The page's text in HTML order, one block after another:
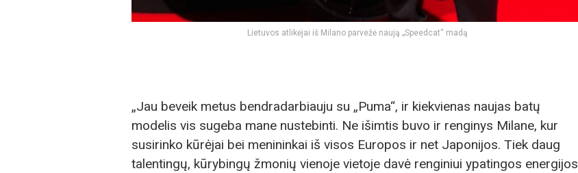
Lietuvos atlikėjai iš Milano parvežė naują „Speedcat“ madą
„Jau beveik metus bendradarbiauju su „Puma“, ir kiekvienas naujas batų
modelis vis sugeba mane nustebinti. Ne išimtis buvo ir renginys Milane, kur
susirinko kūrėjai bei menininkai iš visos Europos ir net Japonijos. Tiek daug
talentingų, kūrybingų žmonių vienoje vietoje davė renginiui ypatingos energijos